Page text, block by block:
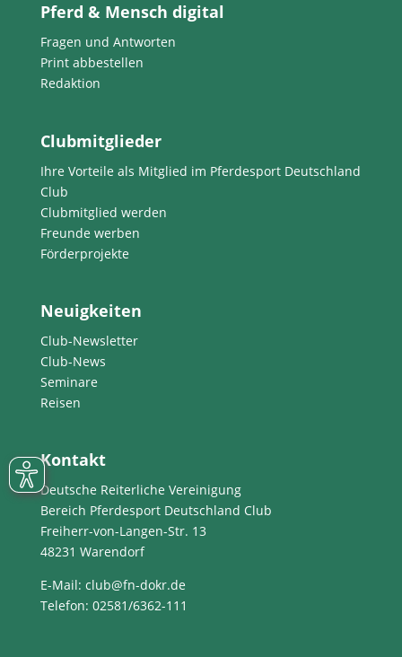
Pferd & Mensch digital
Fragen und Antworten
Print abbestellen
Redaktion
Clubmitglieder
Ihre Vorteile als Mitglied im Pferdesport Deutschland
Club
Clubmitglied werden
Freunde werben
Förderprojekte
Neuigkeiten
Club-Newsletter
Club-News
Seminare
Reisen
Kontakt
Deutsche Reiterliche Vereinigung
Bereich Pferdesport Deutschland Club
Freiherr-von-Langen-Str. 13
48231 Warendorf
E-Mail: club@fn-dokr.de
Telefon: 02581/6362-111